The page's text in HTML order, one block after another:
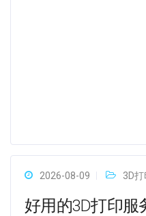
2026-08-09 3D
好用的3D打印服